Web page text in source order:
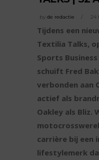
by de redactie 24
Tijdens een
Textilia Talks,
Sports
schuift Fred
verbonden aan
actief als
Oakley als Bliz.
carrière bij een
lifestylemerk